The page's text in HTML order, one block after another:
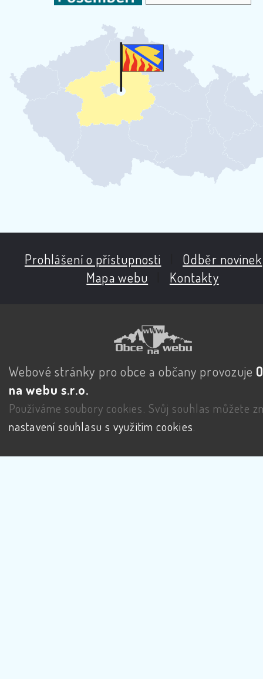
Prohlášení o přístupnosti Odběr novinek
Mapa webu
Kontakty
Webové stránky pro obce a občany provozuje
na webu s.r.o.
Používáme soubory cookies. Svůj souhlas můžete
nastavení souhlasu s využitím cookies.